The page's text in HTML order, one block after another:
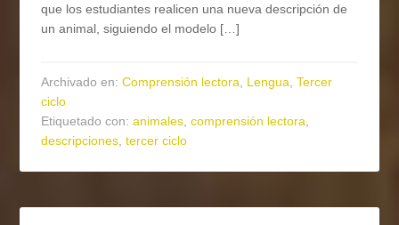
que los estudiantes realicen una nueva descripción de
un animal, siguiendo el modelo […]
Archivado en:Comprensión lectora, Lengua,Tercer
ciclo
Etiquetado con:animales,comprensión lectora,
descripciones,tercer ciclo